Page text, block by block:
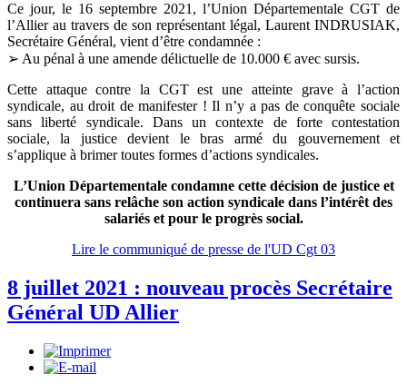
Ce jour, le 16 septembre 2021, l’Union Départementale CGT de
l’Allier au travers de son représentant légal, Laurent INDRUSIAK,
Secrétaire Général, vient d’être condamnée :
➢ Au pénal à une amende délictuelle de 10.000 € avec sursis.
Cette attaque contre la CGT est une atteinte grave à l’action
syndicale, au droit de manifester ! Il n’y a pas de conquête sociale
sans liberté syndicale. Dans un contexte de forte contestation
sociale, la justice devient le bras armé du gouvernement et
s’applique à brimer toutes formes d’actions syndicales.
L’Union Départementale condamne cette décision de justice et
continuera sans relâche son action syndicale dans l’intérêt des
salariés et pour le progrès social.
Lire le communiqué de presse de l'UD Cgt 03
8 juillet 2021 : nouveau procès Secrétaire
Général UD Allier